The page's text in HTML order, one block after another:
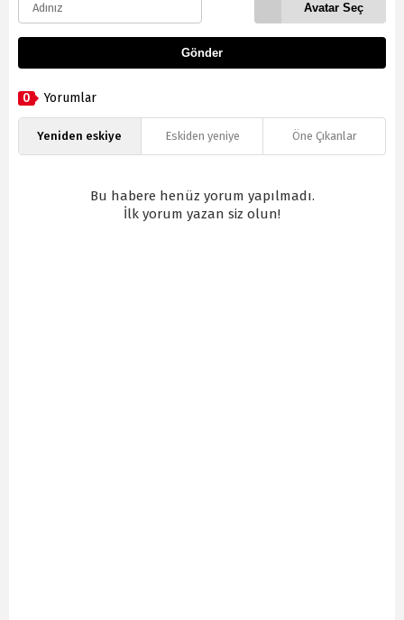
Avatar Seç
Gönder
0 Yorumlar
Yeniden eskiye Eskiden yeniye Öne Çıkanlar
Bu habere henüz yorum yapılmadı.
İlk yorum yazan siz olun!